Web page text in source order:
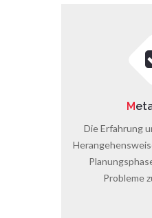
M
Die Erfahrung
Probleme